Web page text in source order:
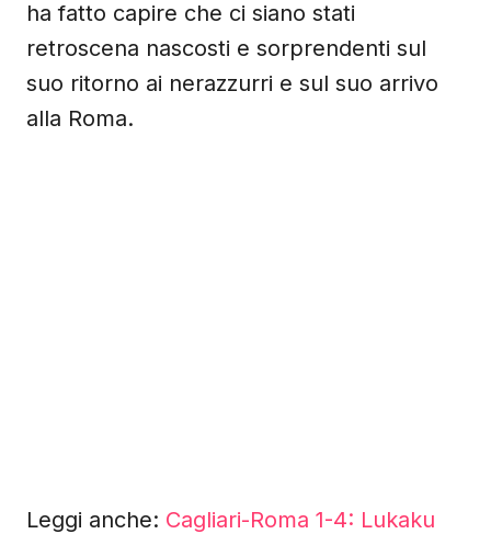
ha fatto capire che ci siano stati
retroscena nascosti e sorprendenti sul
suo ritorno ai nerazzurri e sul suo arrivo
alla Roma.
Leggi anche: Cagliari-Roma 1-4: Lukaku